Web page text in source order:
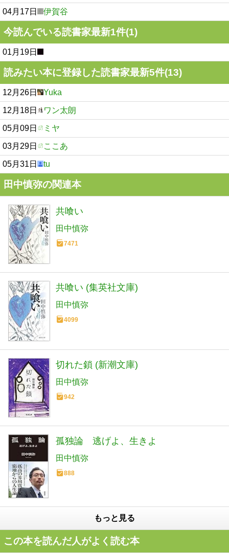
04月17日 伊賀谷
今読んでいる読書家最新1件(1)
01月19日
読みたい本に登録した読書家最新5件(13)
12月26日 Yuka
12月18日 ワン太朗
05月09日 ミヤ
03月29日 ここあ
05月31日 tu
田中慎弥の関連本
共喰い
田中慎弥
7471
共喰い (集英社文庫)
田中慎弥
4099
切れた鎖 (新潮文庫)
田中慎弥
942
孤独論 逃げよ、生きよ
田中慎弥
888
もっと見る
この本を読んだ人がよく読む本